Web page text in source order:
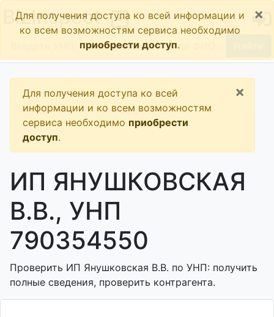
BizInspect
Для получения доступа ко всей информации и
ко всем возможностям сервиса необходимо
приобрести доступ.
×
Для получения доступа ко всей
информации и ко всем возможностям
сервиса необходимо приобрести
доступ.
×
ИП ЯНУШКОВСКАЯ
В.В., УНП
790354550
Проверить ИП Янушковская В.В. по УНП: получить
полные сведения, проверить контрагента.